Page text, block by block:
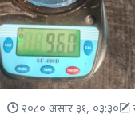
२०८० असार ३१, ०३:३०